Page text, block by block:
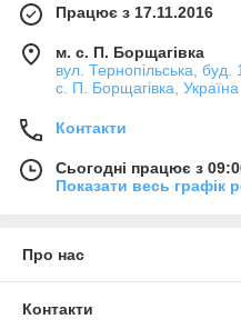
Працює з 17.11.2016
м. с. П. Борщагівка
вул. Тернопільська, буд.
с. П. Борщагівка, Україна
Контакти
Сьогодні працює з
Показати весь графік
Про нас
Контакти